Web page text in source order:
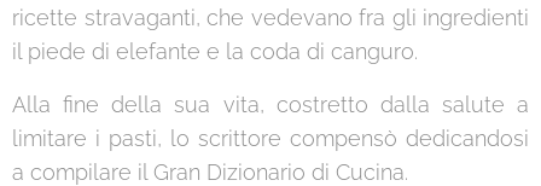
ricette stravaganti, che vedevano fra gli ingredienti
il piede di elefante e la coda di canguro.
Alla fine della sua vita, costretto dalla salute a
limitare i pasti, lo scrittore compensò dedicandosi
a compilare il Gran Dizionario di Cucina.